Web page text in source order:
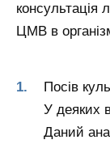
консультація
ЦМВ в
Посів
У деяких
Даний